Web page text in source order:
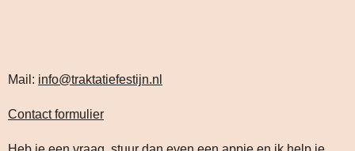
Mail: info@traktatiefestijn.nl
Contact formulier